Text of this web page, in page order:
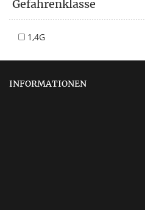
Gefahrenklasse
1,4G
INFORMATIONEN